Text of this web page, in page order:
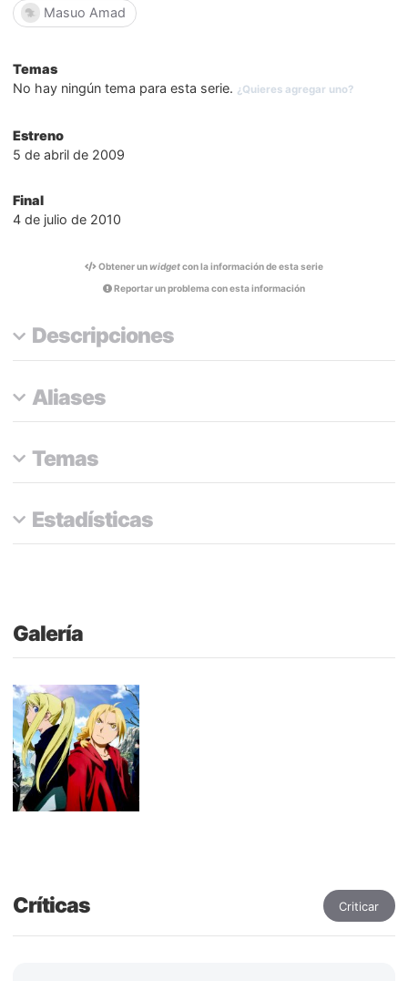
Masuo Amad
Temas
No hay ningún tema para esta serie. ¿Quieres agregar uno?
Estreno
5 de abril de 2009
Final
4 de julio de 2010
Obtener unwidgetcon la información de esta serie
Reportar un problema con esta información
Descripciones
Aliases
Temas
Estadísticas
Galería
Críticas Criticar